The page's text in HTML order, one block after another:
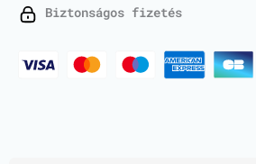
Biztonságos fizetés